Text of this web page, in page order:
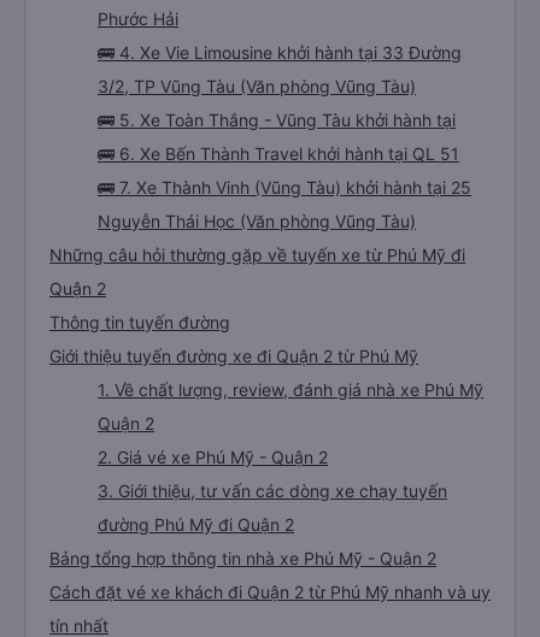
Phước Hải
🚌 4. Xe Vie Limousine khởi hành tại 33 Đường
3/2, TP Vũng Tàu (Văn phòng Vũng Tàu)
🚌 5. Xe Toàn Thắng - Vũng Tàu khởi hành tại
🚌 6. Xe Bến Thành Travel khởi hành tại QL 51
🚌 7. Xe Thành Vinh (Vũng Tàu) khởi hành tại 25
Nguyễn Thái Học (Văn phòng Vũng Tàu)
Những câu hỏi thường gặp về tuyến xe từ Phú Mỹ đi
Quận 2
Thông tin tuyến đường
Giới thiệu tuyến đường xe đi Quận 2 từ Phú Mỹ
1. Về chất lượng, review, đánh giá nhà xe Phú Mỹ
Quận 2
2. Giá vé xe Phú Mỹ - Quận 2
3. Giới thiệu, tư vấn các dòng xe chạy tuyến
đường Phú Mỹ đi Quận 2
Bảng tổng hợp thông tin nhà xe Phú Mỹ - Quận 2
Cách đặt vé xe khách đi Quận 2 từ Phú Mỹ nhanh và uy
tín nhất